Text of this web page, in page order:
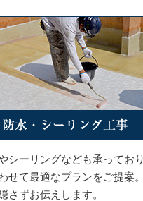
シーリングなども承ってお
せて最適なプランをご提案
さずお伝えします。